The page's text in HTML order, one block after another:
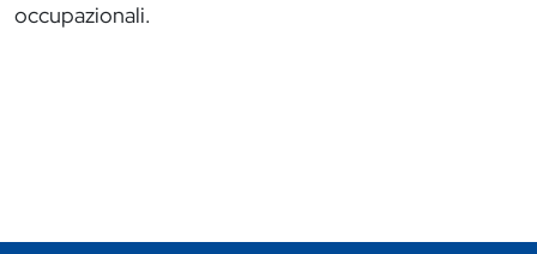
occupazionali.